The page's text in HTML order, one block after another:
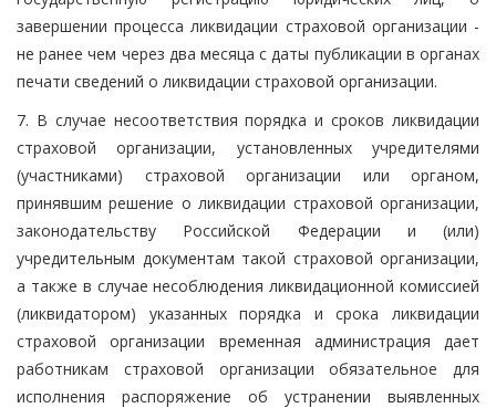
завершении процесса ликвидации страховой организации -
не ранее чем через два месяца с даты публикации в органах
печати сведений о ликвидации страховой организации.
7. В случае несоответствия порядка и сроков ликвидации
страховой организации, установленных учредителями
(участниками) страховой организации или органом,
принявшим решение о ликвидации страховой организации,
законодательству Российской Федерации и (или)
учредительным документам такой страховой организации,
а также в случае несоблюдения ликвидационной комиссией
(ликвидатором) указанных порядка и срока ликвидации
страховой организации временная администрация дает
работникам страховой организации обязательное для
исполнения распоряжение об устранении выявленных